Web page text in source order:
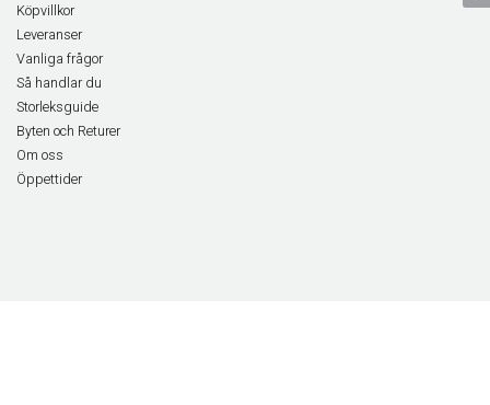
Köpvillkor
Leveranser
Vanliga frågor
Så handlar du
Storleksguide
Byten och Returer
Om oss
Öppettider